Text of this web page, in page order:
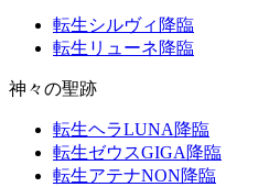
転生シルヴィ降臨
転生リューネ降臨
神々の聖跡
転生ヘラLUNA降臨
転生ゼウスGIGA降臨
転生アテナNON降臨